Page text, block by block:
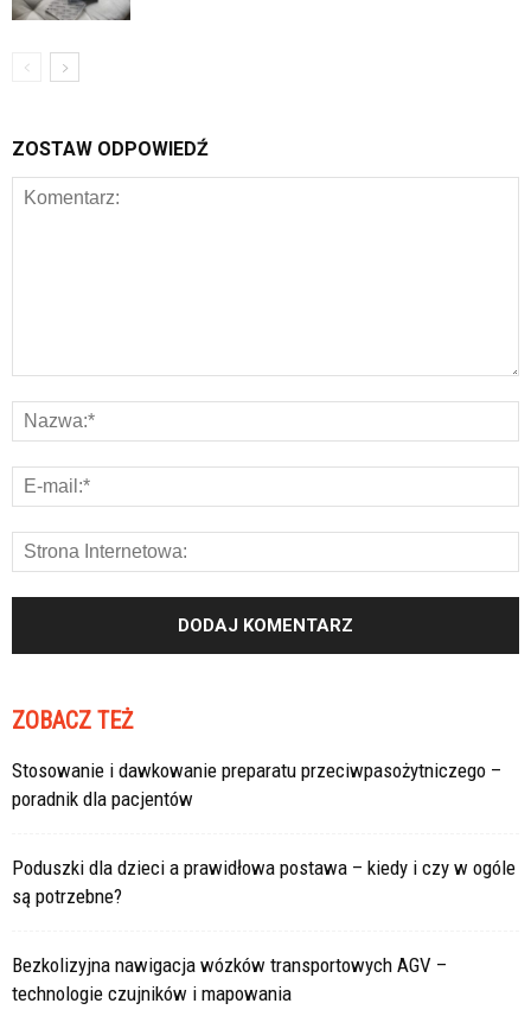
ZOSTAW ODPOWIEDŹ
ZOBACZ TEŻ
Stosowanie i dawkowanie preparatu przeciwpasożytniczego –
poradnik dla pacjentów
Poduszki dla dzieci a prawidłowa postawa – kiedy i czy w ogóle
są potrzebne?
Bezkolizyjna nawigacja wózków transportowych AGV –
technologie czujników i mapowania